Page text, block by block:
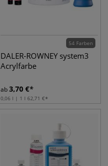
54 Farben
DALER-ROWNEY system3
Acrylfarbe
ab3,70 €
0,06 l | 1 l 62,71 €